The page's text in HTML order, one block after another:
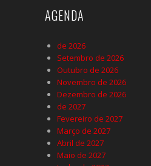
AGENDA
de 2026
Setembro de 2026
Outubro de 2026
Novembro de 2026
Dezembro de 2026
de 2027
Fevereiro de 2027
Março de 2027
Abril de 2027
Maio de 2027